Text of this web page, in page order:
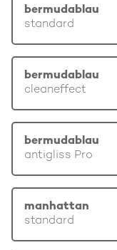
bermudablau
standard
bermudablau
cleaneffect
bermudablau
antigliss Pro
manhattan
standard